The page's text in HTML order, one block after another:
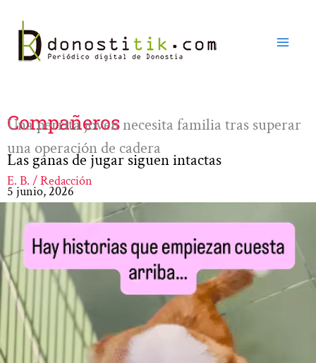
contenido
Compañeros
Una perrita joven necesita familia tras superar
una operación de cadera
Las ganas de jugar siguen intactas
E. B. / Redacción
5 junio, 2026